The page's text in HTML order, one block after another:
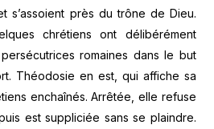
s’assoient près du trône de Dieu.
chrétiens ont délibérément
romaines dans le but
Théodosie en est, qui affiche sa
enchaînés. Arrêtée, elle refuse
est suppliciée sans se plaindre.